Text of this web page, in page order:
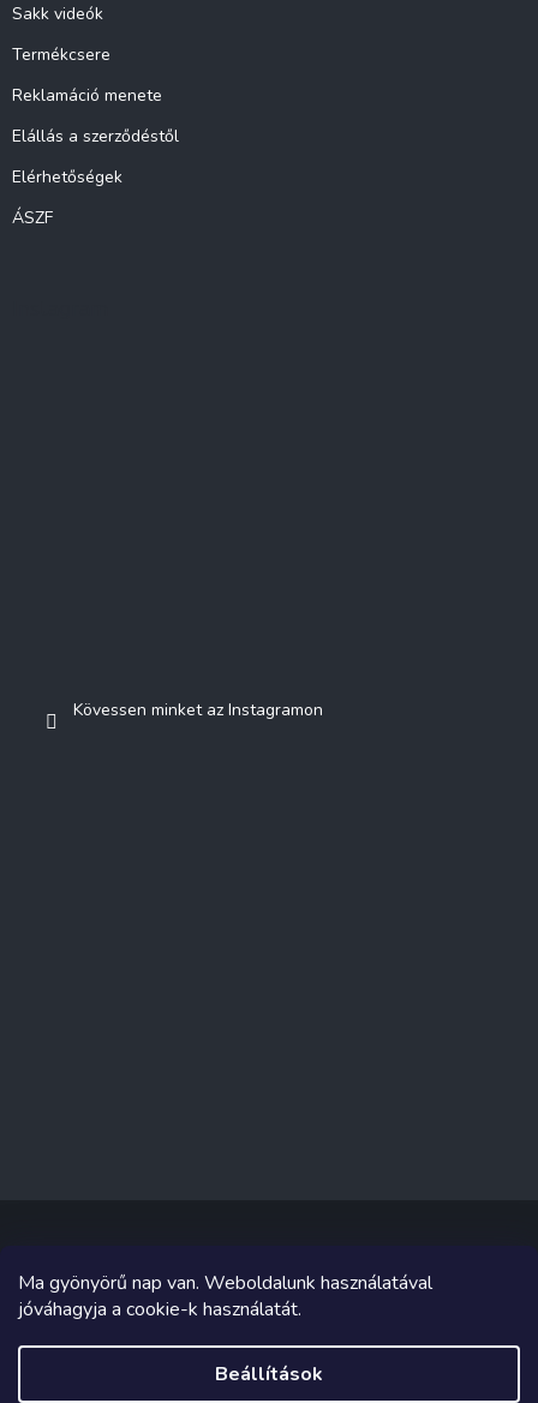
Ma gyönyörű nap van. Weboldalunk használatával
jóváhagyja a cookie-k használatát.
Beállítások
Sakk videók
Termékcsere
Reklamáció menete
Elállás a szerződéstől
Elérhetőségek
ÁSZF
Kövessen minket az Instagramon
Copyright 2026 Sakküzlet. Minden jog fenntartva.
Grafika és megvalósítás innen Tomáš Hlad&Shoptetak.cz.